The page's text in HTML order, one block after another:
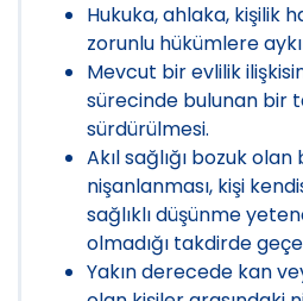
Hukuka, ahlaka, kişilik
zorunlu hükümlere
Mevcut bir evlilik
sürecinde bulunan bir
sürdürülmesi.
Akıl sağlığı bozuk olan
nişanlanması, kişi
sağlıklı düşünme
olmadığı takdirde
Yakın derecede kan